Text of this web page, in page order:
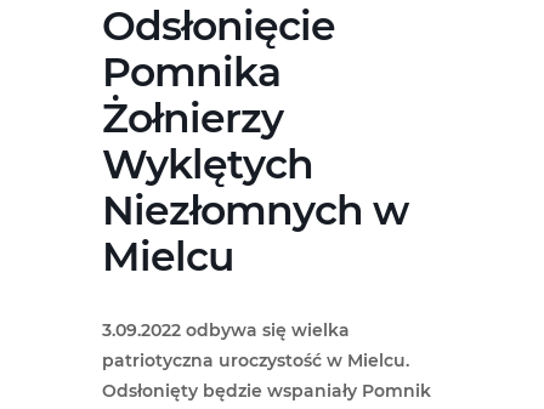
Odsłonięcie
Pomnika
Żołnierzy
Wyklętych
Niezłomnych w
Mielcu
3.09.2022 odbywa się wielka
patriotyczna uroczystość w Mielcu.
Odsłonięty będzie wspaniały Pomnik